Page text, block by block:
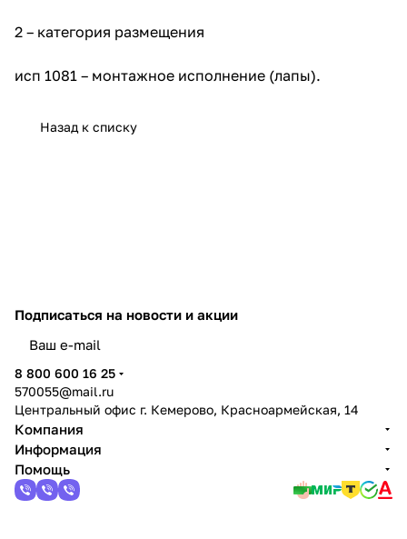
2 – категория размещения
исп 1081 – монтажное исполнение (лапы).
Назад к списку
Подписаться на новости и акции
8 800 600 16 25
570055@mail.ru
Центральный офис г. Кемерово, Красноармейская, 14
Компания
Информация
Помощь